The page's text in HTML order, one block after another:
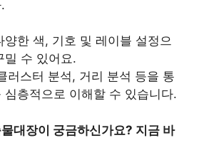
양한 색, 기호 및 레이블 설정으
밀 수 있어요.
러스터 분석, 거리 분석 등을 통
심층적으로 이해할 수 있습니다.
대장이 궁금하신가요? 지금 바